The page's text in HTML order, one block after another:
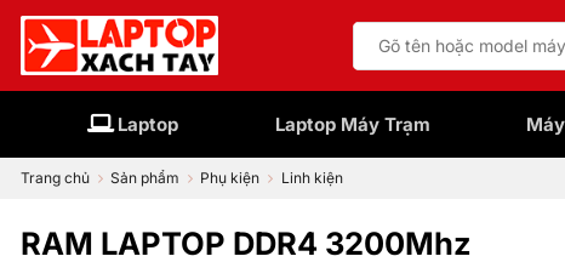
Bỏ
qua
nội
dung
Tìm
kiếm:
Laptop Laptop Máy Trạm
Trang chủ Sản phẩm Phụ kiện Linh kiện
RAM LAPTOP DDR4 3200Mhz